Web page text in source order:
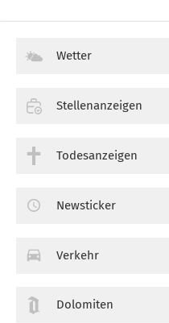
Wetter
Stellenanzeigen
Todesanzeigen
Newsticker
Verkehr
Dolomiten